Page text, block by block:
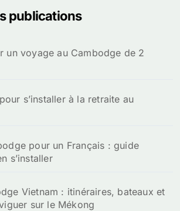
publications
un voyage au Cambodge de 2
s’installer à la retraite au
pour un Français : guide
s’installer
Vietnam : itinéraires, bateaux et
sur le Mékong